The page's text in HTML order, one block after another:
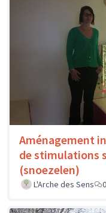
Aménagement
de stimulations
(snoezelen)
L'Arche des Sens 0